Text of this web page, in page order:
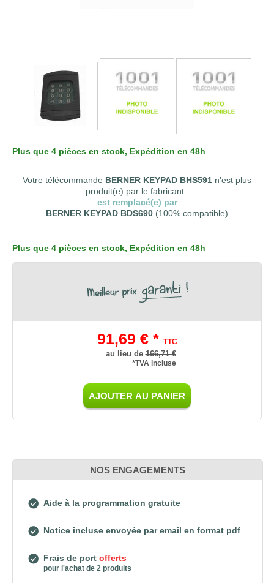
Plus que 4 pièces en stock, Expédition en 48h
Votre télécommande BERNER KEYPAD BHS591 n’est plus
produit(e) par le fabricant :
est remplacé(e) par
BERNER KEYPAD BDS690 (100% compatible)
Plus que 4 pièces en stock, Expédition en 48h
91,69 € * TTC
au lieu de166,71 €
*TVA incluse
AJOUTER AU PANIER
NOS ENGAGEMENTS
Aide à la programmation gratuite
Notice incluse envoyée par email en format pdf
Frais de port offerts
pour l'achat de 2 produits